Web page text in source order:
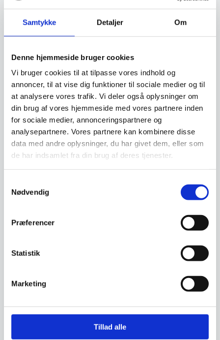
Samtykke Detaljer Om
Denne hjemmeside bruger cookies
Vi bruger cookies til at tilpasse vores indhold og
annoncer, til at vise dig funktioner til sociale medier og til
at analysere vores trafik. Vi deler også oplysninger om
din brug af vores hjemmeside med vores partnere inden
for sociale medier, annonceringspartnere og
analysepartnere. Vores partnere kan kombinere disse
data med andre oplysninger, du har givet dem, eller som
de har indsamlet fra din brug af deres tjenester.
Nødvendig
Præferencer
Statistik
Marketing
Tillad alle
Populære produkter lige nu